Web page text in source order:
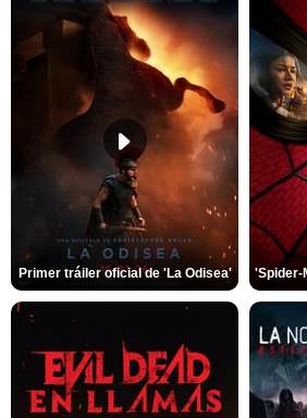
Primer tráiler oficial de 'La Odisea'